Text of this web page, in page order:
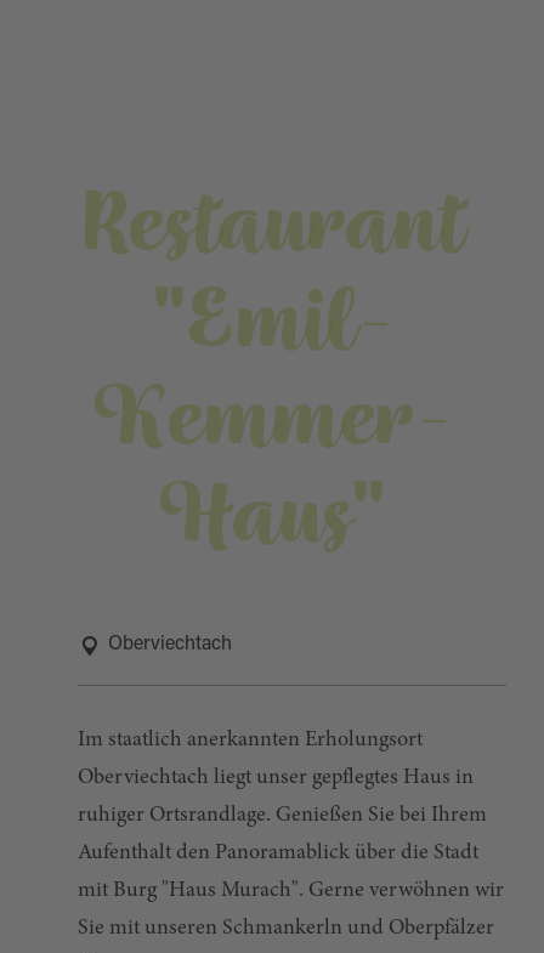
Restaurant
"Emil-
Kemmer-
Haus"
Oberviechtach
Im staatlich anerkannten Erholungsort
Oberviechtach liegt unser gepflegtes Haus in
ruhiger Ortsrandlage. Genießen Sie bei Ihrem
Aufenthalt den Panoramablick über die Stadt
mit Burg "Haus Murach". Gerne verwöhnen wir
Sie mit unseren Schmankerln und Oberpfälzer